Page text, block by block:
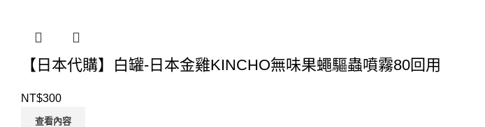
【日本代購】白罐-日本金雞KINCHO無味果蠅驅蟲噴霧80回用
NT$300
查看內容